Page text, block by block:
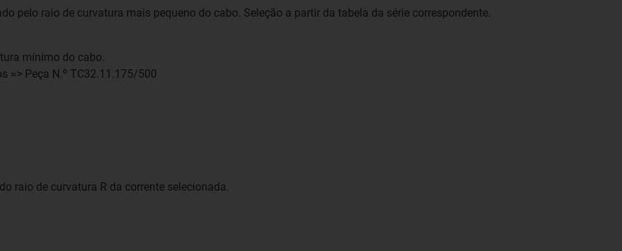
pelo raio de curvatura mais pequeno do cabo. Seleção a partir da tabela da série correspondente.
mínimo do cabo.
=> Peça N.º TC32.11.175/500
raio de curvatura R da corrente selecionada.